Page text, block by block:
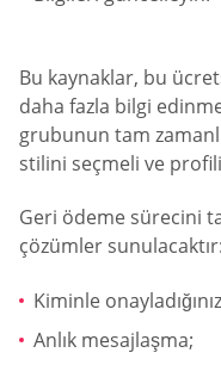
Bu kaynaklar, bu
daha fazla bilgi
grubunun tam
stilini seçmeli ve
Geri ödeme sürecini
çözümler sunulacaktır:
Kiminle
Anlık mesajlaşma;